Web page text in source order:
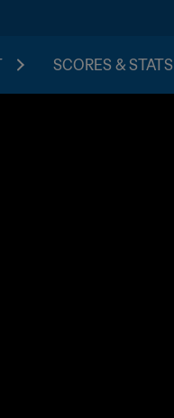
SCORES & STATS